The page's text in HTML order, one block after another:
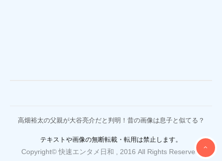
高畑裕太の父親が大谷亮介だと判明！昔の画像は息子と似てる？
テキストや画像の無断転載・転用は禁止します。
Copyright© 快速エンタメ日和 , 2016 All Rights Reserved.